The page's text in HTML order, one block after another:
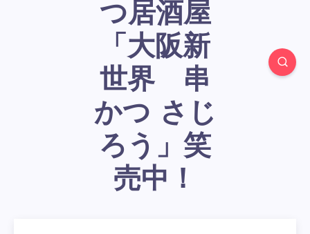
つ居酒屋
「大阪新
世界 串
かつ さじ
ろう」笑
売中！